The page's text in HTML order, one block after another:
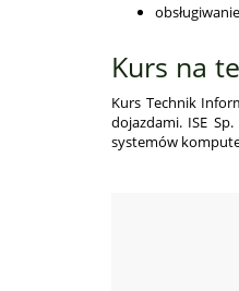
Kurs na
Kurs Technik
dojazdami. ISE
systemów